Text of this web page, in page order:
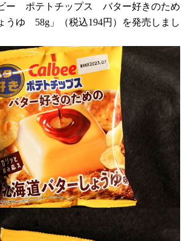
ー ポテトチップス バター好きのため
うゆ 58g」（税込194円）を発売しまし